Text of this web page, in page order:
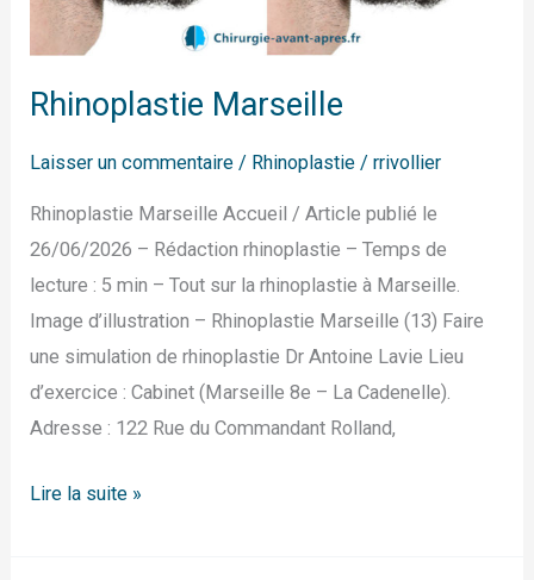
Rhinoplastie Marseille
Laisser un commentaire / Rhinoplastie /rrivollier
Rhinoplastie Marseille Accueil / Article publié le
26/06/2026 – Rédaction rhinoplastie – Temps de
lecture : 5 min – Tout sur la rhinoplastie à Marseille.
Image d’illustration – Rhinoplastie Marseille (13) Faire
une simulation de rhinoplastie Dr Antoine Lavie Lieu
d’exercice : Cabinet (Marseille 8e – La Cadenelle).
Adresse : 122 Rue du Commandant Rolland,
Lire la suite »